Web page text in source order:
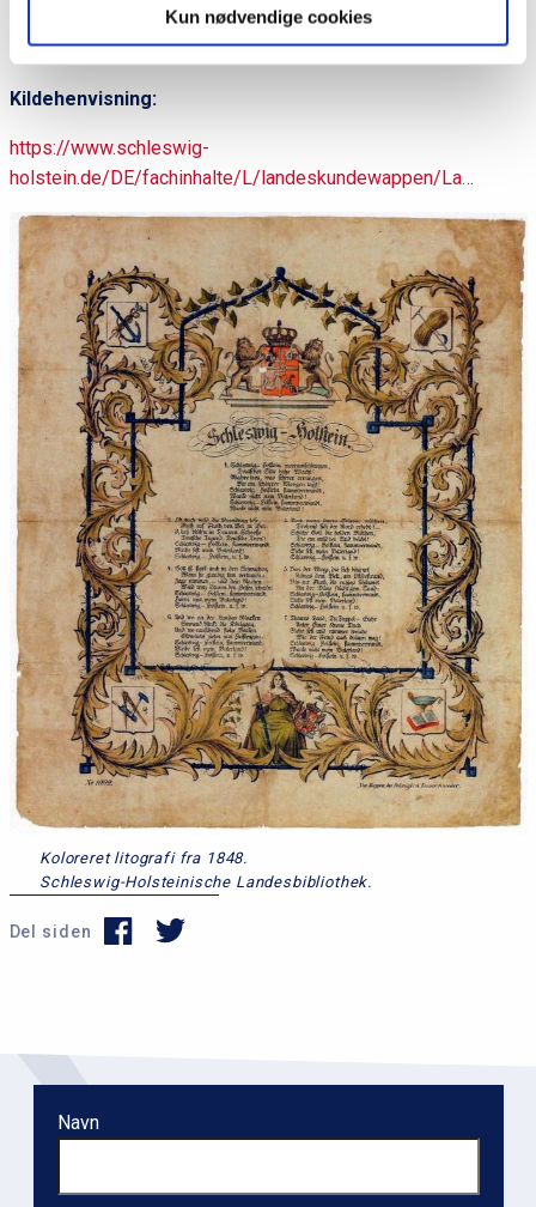
Kun nødvendige cookies
Kildehenvisning:
https://www.schleswig-
holstein.de/DE/fachinhalte/L/landeskundewappen/La…
Koloreret litografi fra 1848.
Schleswig-Holsteinische Landesbibliothek.
Del siden
Navn